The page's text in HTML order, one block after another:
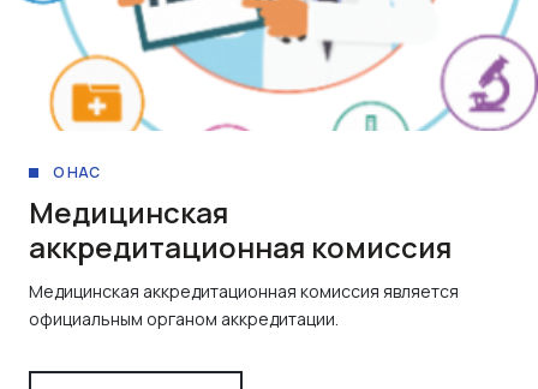
О НАС
Медицинская
аккредитационная комиссия
Медицинская аккредитационная комиссия является
официальным органом аккредитации.